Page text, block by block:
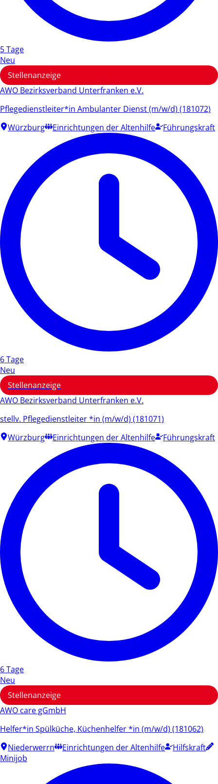
5 Tage
Neu
Stellenanzeige
AWO Bezirksverband Unterfranken e.V.
Pflegedienstleiter*in Ambulanter Dienst (m/w/d) (181072)
Würzburg
Einrichtungen der Altenhilfe Führungskraft
6 Tage
Neu
Stellenanzeige
AWO Bezirksverband Unterfranken e.V.
stellv. Pflegedienstleiter *in (m/w/d) (181071)
Würzburg
Einrichtungen der Altenhilfe Führungskraft
6 Tage
Neu
Stellenanzeige
AWO care gGmbH
Helfer*in Spülküche, Küchenhelfer *in (m/w/d) (181062)
Niederwerrn
Einrichtungen der Altenhilfe
Hilfskraft
Minijob